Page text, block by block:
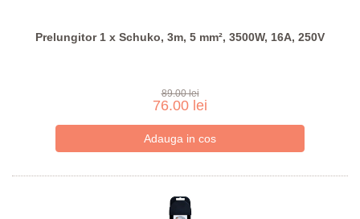
Prelungitor 1 x Schuko, 3m, 5 mm², 3500W, 16A, 250V
89.00 lei
76.00 lei